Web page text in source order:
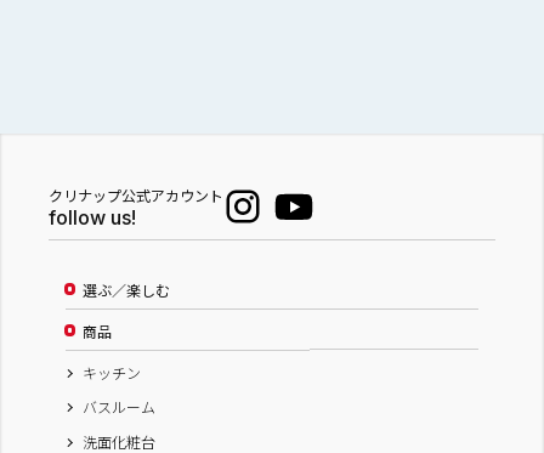
クリナップ公式アカウント
follow us!
選ぶ／楽しむ
商品
キッチン
バスルーム
洗面化粧台